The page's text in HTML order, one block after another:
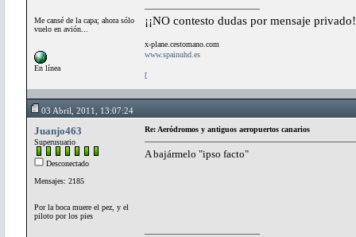
Me cansé de la capa; ahora sólo
vuelo en avión...
En línea
¡¡NO contesto dudas por mensaje
x-plane.cestomano.com
www.spainuhd.es
[
03 Abril, 2011, 13:07:24
Juanjo463
Superusuario
Desconectado
Mensajes: 2185
Por la boca muere el pez, y el
piloto por los pies
Re: Aeródromos y antiguos aeropuertos canarios
A bajármelo "ipso facto"